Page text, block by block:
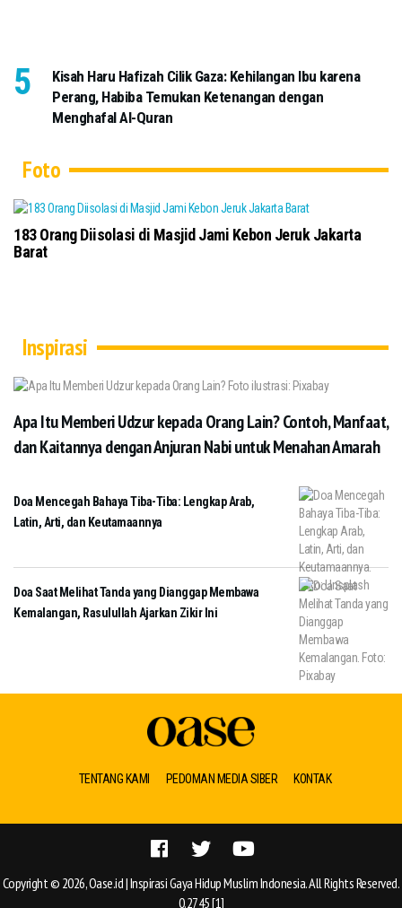
Kisah Haru Hafizah Cilik Gaza: Kehilangan Ibu karena
Perang, Habiba Temukan Ketenangan dengan
Menghafal Al-Quran
Foto
183 Orang Diisolasi di Masjid Jami Kebon Jeruk Jakarta
Barat
Inspirasi
Apa Itu Memberi Udzur kepada Orang Lain? Contoh, Manfaat,
dan Kaitannya dengan Anjuran Nabi untuk Menahan Amarah
Doa Mencegah Bahaya Tiba-Tiba: Lengkap Arab,
Latin, Arti, dan Keutamaannya
Doa Saat Melihat Tanda yang Dianggap Membawa
Kemalangan, Rasulullah Ajarkan Zikir Ini
TENTANG KAMI PEDOMAN MEDIA SIBER KONTAK
Copyright © 2026, Oase.id | Inspirasi Gaya Hidup Muslim Indonesia. All Rights Reserved.
0.2745 [1]